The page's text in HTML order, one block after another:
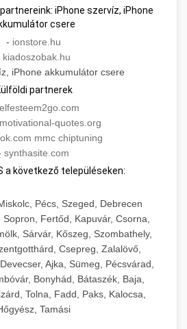
iPhone szervíz, iPhone
csere
- ionstore.hu
kiadoszobak.hu
iPhone akkumulátor csere
partnerek
quotes.org
mmc chiptuning
synthasite.com
a következő településeken:
Pécs, Szeged, Debrecen
Fertőd, Kapuvár, Csorna,
Sárvár, Kőszeg, Szombathely,
Csepreg, Zalalövő,
Ajka, Sümeg, Pécsvárad,
Bonyhád, Bátaszék, Baja,
Tolna, Fadd, Paks, Kalocsa,
Tamási